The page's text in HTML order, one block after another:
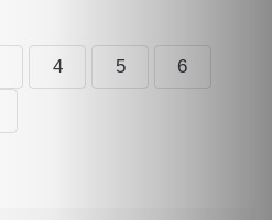
4 5 6